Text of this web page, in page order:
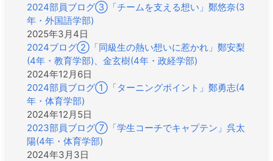
2024部員ブログ③「チームを支える想い」鄭悠奈(3
年・外国語学部)
2025年3月4日
2024ブログ②「同級生の熱い想いに惹かれ」鄭安梨
(4年・教育学部)、金玄樹(4年・政経学部)
2024年12月6日
2024部員ブログ①「ターニングポイント」鄭勇志(4
年・体育学部)
2024年12月5日
2023部員ブログ⑦「学生コーチでキャプテン」呉太
陽(4年・体育学部)
2024年3月3日